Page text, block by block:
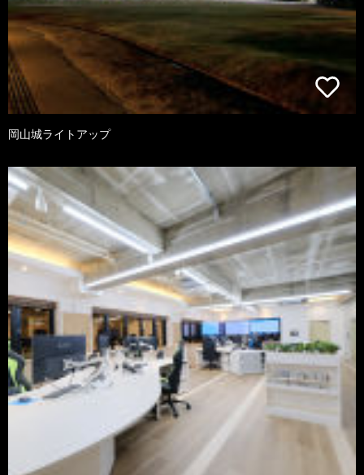
岡山城ライトアップ